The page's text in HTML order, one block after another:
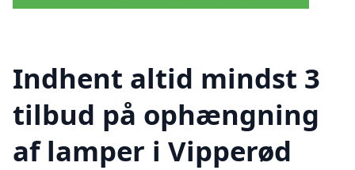
Indhent altid mindst 3
tilbud på ophængning
af lamper i Vipperød